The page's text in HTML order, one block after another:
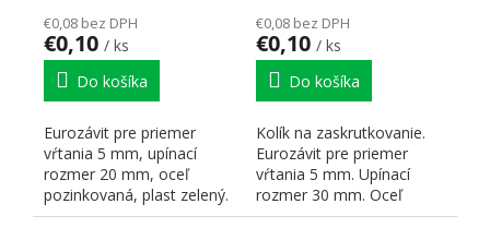
€0,08 bez DPH
€0,10 / ks
Do košíka
Eurozávit pre priemer
vŕtania 5 mm, upínací
rozmer 20 mm, oceľ
pozinkovaná, plast zelený.
€0,08 bez DPH
€0,10 / ks
Do košíka
Kolík na zaskrutkovanie.
Eurozávit pre priemer
vŕtania 5 mm. Upínací
rozmer 30 mm. Oceľ
pozinkovaná, plast čierny.